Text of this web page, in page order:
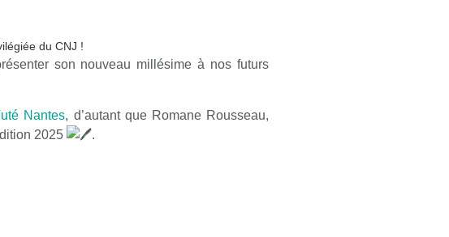
du CNJ !
son nouveau millésime à nos futurs
Nantes, d’autant que Romane Rousseau,
2025
.